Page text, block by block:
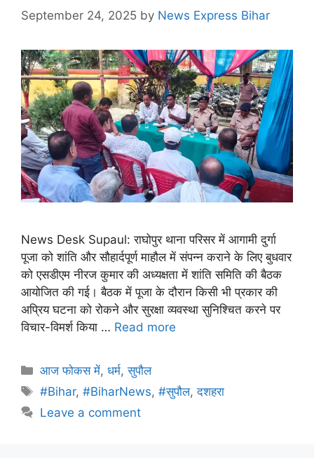
September 24, 2025 by News Express Bihar
News Desk Supaul: राघोपुर थाना परिसर में आगामी दुर्गा
पूजा को शांति और सौहार्दपूर्ण माहौल में संपन्न कराने के लिए बुधवार
को एसडीएम नीरज कुमार की अध्यक्षता में शांति समिति की बैठक
आयोजित की गई। बैठक में पूजा के दौरान किसी भी प्रकार की
अप्रिय घटना को रोकने और सुरक्षा व्यवस्था सुनिश्चित करने पर
विचार-विमर्श किया … Read more
आज फोकस में,धर्म,सुपौल
#Bihar,#BiharNews,#सुपौल,दशहरा
Leave a comment